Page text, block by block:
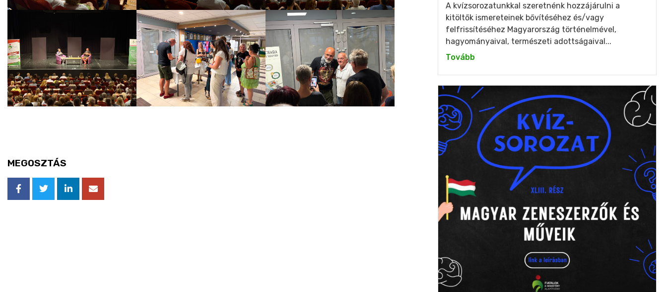
MEGOSZTÁS
A kvízsorozatunkkal szeretnénk hozzájárulni a
kitöltők ismereteinek bővítéséhez és/vagy
felfrissítéséhez Magyarország történelmével,
hagyományaival, természeti adottságaival...
Tovább